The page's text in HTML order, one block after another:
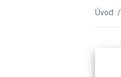
Úvod